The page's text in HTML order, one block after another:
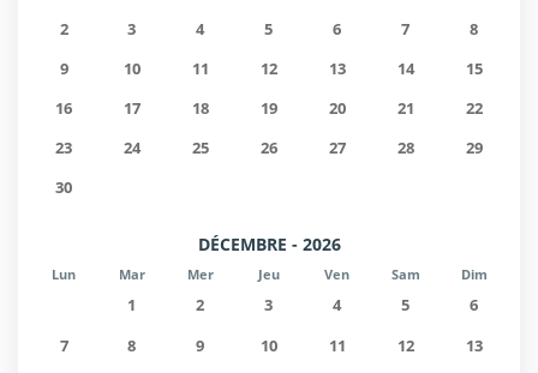
2
3 4 5 6 7
8
9
10 11 12 13 14
15
16
17 18 19 20 21
22
23
24 25 26 27 28
29
30
DÉCEMBRE - 2026
Lun Mar Mer Jeu Ven Sam Dim
1 2 3 4 5
6
7
8 9 10 11 12
13